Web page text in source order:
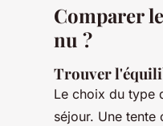
Comparer
nu ?
Trouver
Le choix du type
séjour. Une tente